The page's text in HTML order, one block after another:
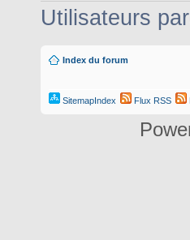
Utilisateurs
Index du forum
SitemapIndex Flux RSS